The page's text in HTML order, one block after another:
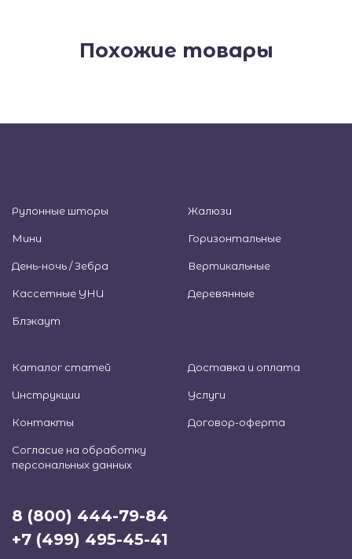
Похожие товары
Рулонные шторы
Мини
День-ночь / Зебра
Кассетные УНИ
Блэкаут
Жалюзи
Горизонтальные
Вертикальные
Деревянные
Каталог статей Доставка и оплата
Инструкции Услуги
Контакты Договор-оферта
Согласие на обработку
персональных данных
8 (800) 444-79-84
+7 (499) 495-45-41